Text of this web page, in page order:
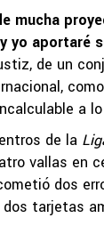
mucha
yo aportaré
de un
a
de la
vallas en
dos
tarjetas